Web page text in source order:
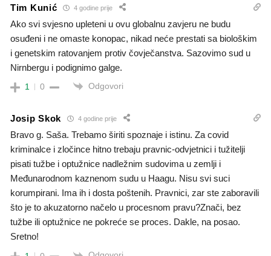
Tim Kunić 4 godine prije
Ako svi svjesno upleteni u ovu globalnu zavjeru ne budu
osuđeni i ne omaste konopac, nikad neće prestati sa biološkim
i genetskim ratovanjem protiv čovječanstva. Sazovimo sud u
Nirnbergu i podignimo galge.
1 0 Odgovori
Josip Skok 4 godine prije
Bravo g. Saša. Trebamo širiti spoznaje i istinu. Za covid
kriminalce i zločince hitno trebaju pravnic-odvjetnici i tužitelji
pisati tužbe i optužnice nadležnim sudovima u zemlji i
Međunarodnom kaznenom sudu u Haagu. Nisu svi suci
korumpirani. Ima ih i dosta poštenih. Pravnici, zar ste zaboravili
što je to akuzatorno načelo u procesnom pravu?Znači, bez
tužbe ili optužnice ne pokreće se proces. Dakle, na posao.
Sretno!